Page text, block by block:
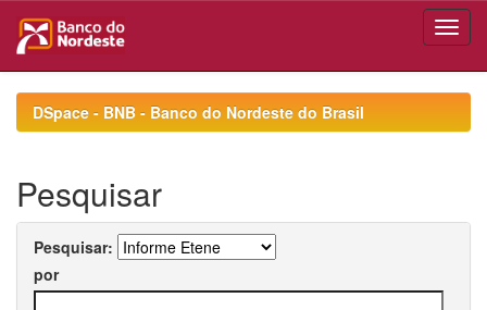
navigationDSpace - BNB - Banco do Nordeste do Brasil
Pesquisar
Pesquisar:
por